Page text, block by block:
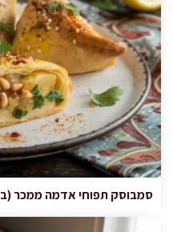
סמבוסק תפוחי אדמה ממכר